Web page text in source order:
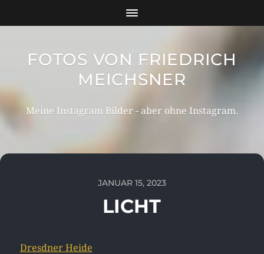
FOTOS VON FRIEDRICH
MEICHSNER
Meine Instagram Bilder - aber ohne Instagram.
JANUAR 15, 2023
LICHT
Dresdner Heide